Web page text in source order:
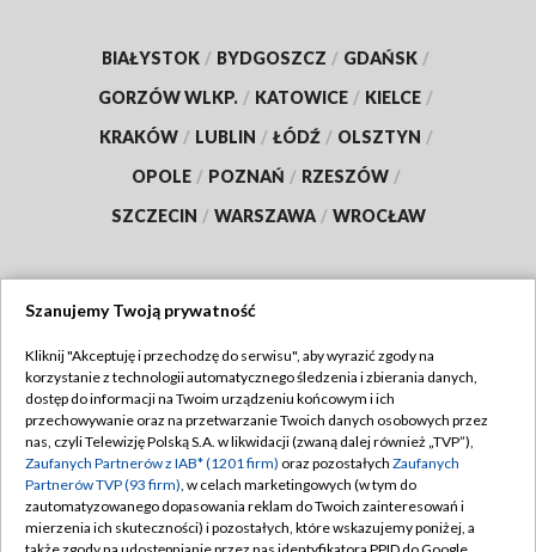
BIAŁYSTOK / BYDGOSZCZ / GDAŃSK /
GORZÓW WLKP. / KATOWICE / KIELCE /
KRAKÓW / LUBLIN / ŁÓDŹ / OLSZTYN /
OPOLE / POZNAŃ / RZESZÓW /
SZCZECIN / WARSZAWA / WROCŁAW
TVP
Abonament TVP
Emisja w TVP
Centrum informacji TVP
Naziemna Telewizja Cyfrowa
Regulamin TVP
Polityka prywatności
Moje zgody
Pomoc
Szanujemy Twoją prywatność
Kliknij "Akceptuję i przechodzę do serwisu", aby wyrazić zgody na
korzystanie z technologii automatycznego śledzenia i zbierania danych,
dostęp do informacji na Twoim urządzeniu końcowym i ich
przechowywanie oraz na przetwarzanie Twoich danych osobowych przez
nas, czyli Telewizję Polską S.A. w likwidacji (zwaną dalej również „TVP”),
Zaufanych Partnerów z IAB* (1201 firm) oraz pozostałych Zaufanych
Partnerów TVP (93 firm), w celach marketingowych (w tym do
zautomatyzowanego dopasowania reklam do Twoich zainteresowań i
mierzenia ich skuteczności) i pozostałych, które wskazujemy poniżej, a